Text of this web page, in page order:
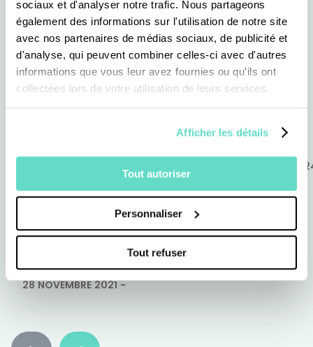
sociaux et d'analyser notre trafic. Nous partageons
également des informations sur l'utilisation de notre site
avec nos partenaires de médias sociaux, de publicité et
d'analyse, qui peuvent combiner celles-ci avec d'autres
informations que vous leur avez fournies ou qu'ils ont
collectées lors de votre utilisation de leurs services.
Afficher les détails
Tout autoriser
Personnaliser
Tout refuser
Revoir toutes
nos autres emissions
« Montre-moi ton visage » :
par-delà le handicap
28 NOVEMBRE 2021-
03 MARS